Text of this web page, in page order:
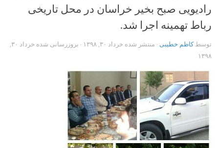
رادیویی صبح بخیر خراسان در محل تاریخی
رباط تهمینه اجرا شد.
توسطکاظم خطیبی · منتشر شده خرداد ۳۰, ۱۳۹۸ · بروزرسانی شده
خرداد ۳۰,
۱۳۹۸